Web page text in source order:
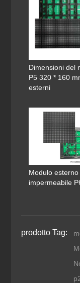
Dimensioni del
P5 320 * 160
esterni
Modulo esterno
impermeabile
prodotto Tag: